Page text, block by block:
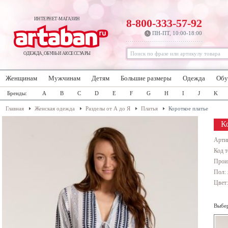
ИНТЕРНЕТ-МАГАЗИН
ОДЕЖДА, ОБУВЬ И АКСЕССУАРЫ
8-800-333-57-92
ПН-ПТ, 10:00-18:00
Женщинам Мужчинам Детям Большие размеры Одежда
Бренды: A B C D E F G H I J K
Главная Женская одежда Разделы от А до Я Платья Короткое платье
Код
Пол: